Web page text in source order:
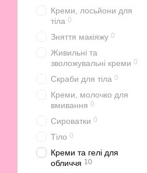
Креми, лосьйони для
тіла 0
Зняття макіяжу 0
Живильні та
зволожувальні креми 0
Скраби для тіла 0
Креми, молочко для
вмивання 0
Сироватки 0
Тіло 0
Креми та гелі для
обличчя 10